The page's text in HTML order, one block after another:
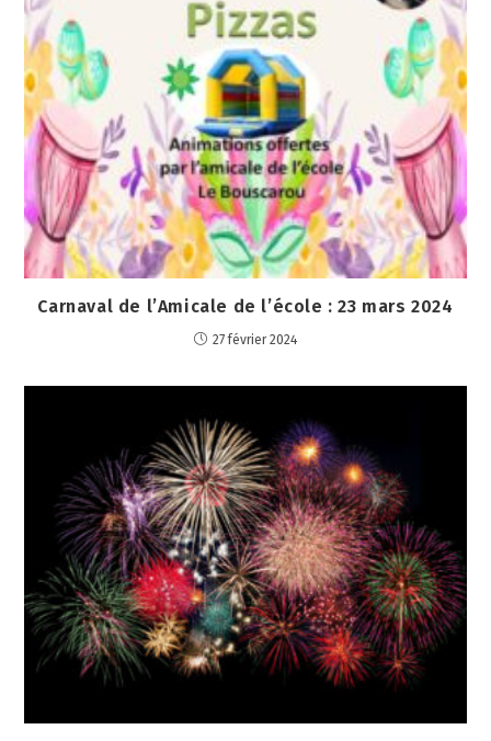
Carnaval de l’Amicale de l’école : 23 mars 2024
27 février 2024